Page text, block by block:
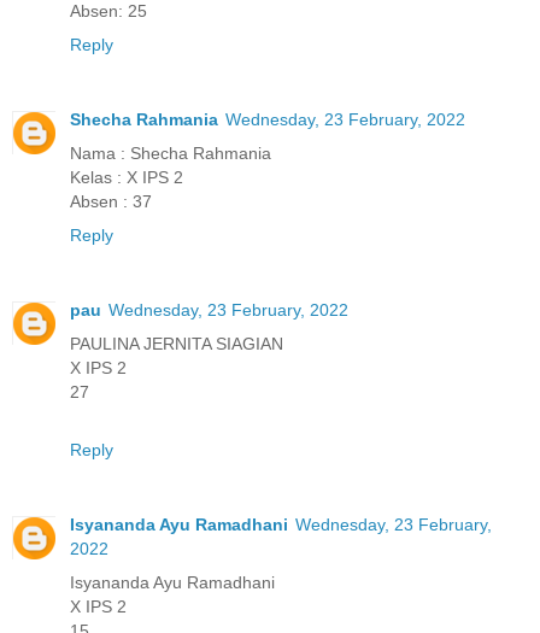
Absen: 25
Reply
Shecha Rahmania Wednesday, 23 February, 2022
Nama : Shecha Rahmania
Kelas : X IPS 2
Absen : 37
Reply
pau Wednesday, 23 February, 2022
PAULINA JERNITA SIAGIAN
X IPS 2
27
Reply
Isyananda Ayu Ramadhani Wednesday, 23 February,
2022
Isyananda Ayu Ramadhani
X IPS 2